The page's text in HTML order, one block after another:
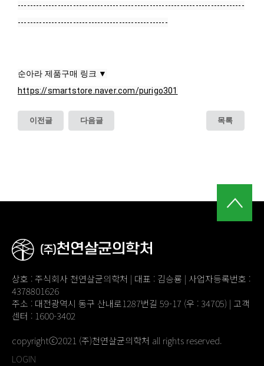
--------------------------------------------------------------------------
-------------------------------------------------
https://smartstore.naver.com/purigo301
이전글 다음글 목록
상호 : 주식회사 천연살균의학처 | 대표 : 김승룡 | 사업자등록번호 :
4378801626
주소 : 대전광역시 동구 산내로1287번길 59-17 (우 : 34705) | 고객
센터 : 1600-3402
copyrightⓒ2021 (주)천연살균의학처 all rights reserved.
LOGIN